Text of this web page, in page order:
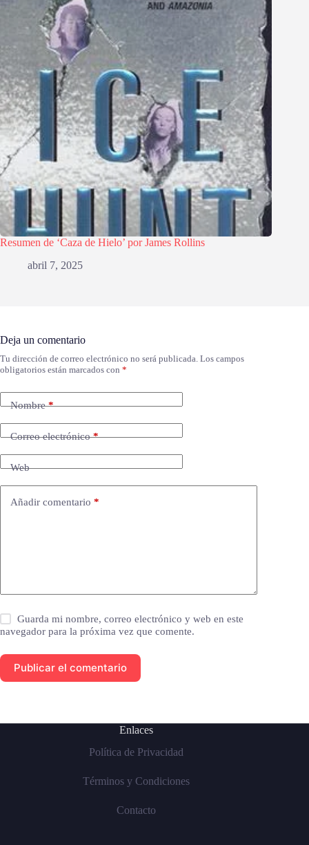
Resumen de ‘Caza de Hielo’ por James Rollins
abril 7, 2025
Deja un comentario
Tu dirección de correo electrónico no será publicada. Los campos
obligatorios están marcados con *
Nombre*
Correo electrónico*
Web
Añadir comentario *
Guarda mi nombre, correo electrónico y web en este
navegador para la próxima vez que comente.
Publicar el comentario
Enlaces
Política de Privacidad
Términos y Condiciones
Contacto